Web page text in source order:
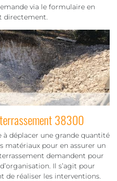
via le formulaire en
directement.
38300
à déplacer une grande quantité
matériaux pour en assurer un
demandent pour
Il s’agit pour
de réaliser les interventions.